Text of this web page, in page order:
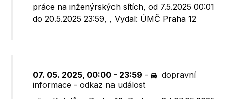
práce na inženýrských sítích, od 7.5.2025 00:01
do 20.5.2025 23:59, , Vydal: ÚMČ Praha 12
07. 05. 2025, 00:00 - 23:59 -
dopravní
informace -odkaz na událost